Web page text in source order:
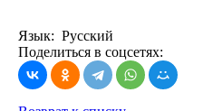
Язык: Русский
Поделиться в соцсетях: